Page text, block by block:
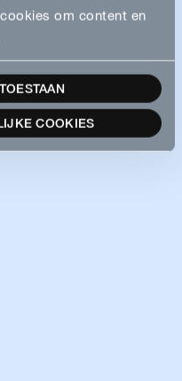
om content en
COOKIES